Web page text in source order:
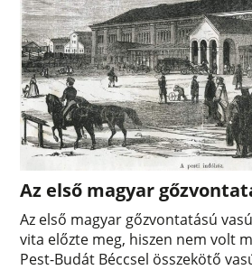
Az első magyar
Az első magyar gőzvontatású
vita előzte meg, hiszen nem volt
Pest-Budát Béccsel összekötő